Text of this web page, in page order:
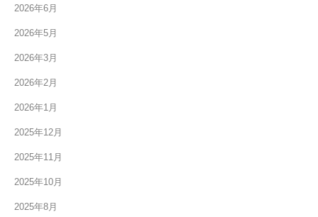
2026年6月
2026年5月
2026年3月
2026年2月
2026年1月
2025年12月
2025年11月
2025年10月
2025年8月